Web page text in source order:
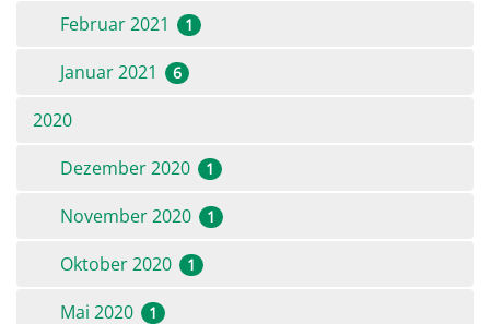
Februar 2021 1
Januar 2021 6
2020
Dezember 2020
1
November 2020 1
Oktober 2020 1
Mai 2020 1